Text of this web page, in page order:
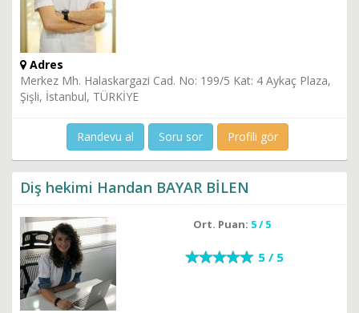
Adres
Merkez Mh. Halaskargazi Cad. No: 199/5 Kat: 4 Aykaç Plaza,
Şişli, İstanbul, TÜRKİYE
Randevu al Soru sor Profili gör
Diş hekimi Handan BAYAR BİLEN
Ort. Puan: 5 / 5
5 / 5